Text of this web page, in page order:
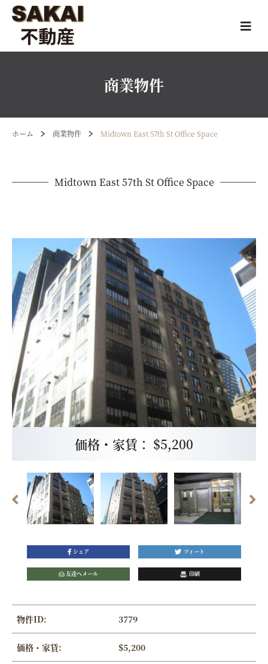
商業物件
ホーム 商業物件 Midtown East 57th St Office Space
Midtown East 57th St Office Space
価格・家賃： $5,200
シェア ツィート
友達へメール 印刷
物件ID: 3779
価格・家賃: $5,200